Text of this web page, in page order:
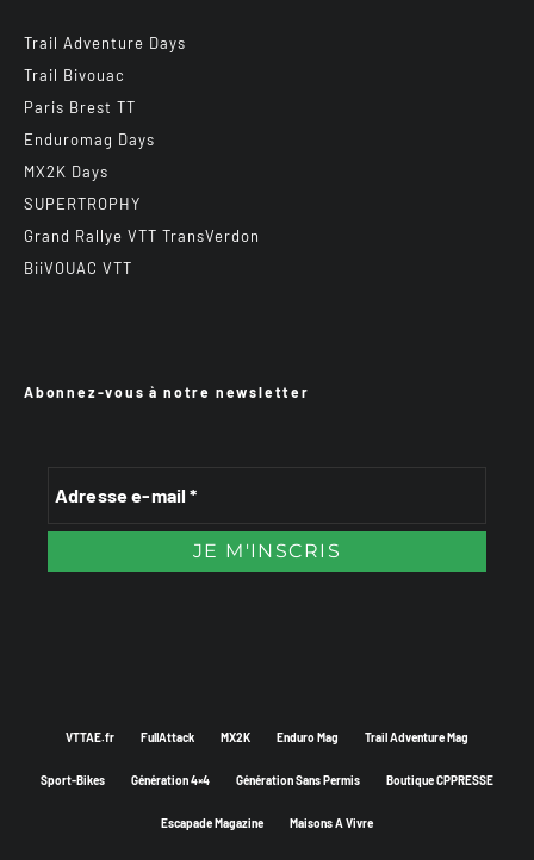
Trail Adventure Days
Trail Bivouac
Paris Brest TT
Enduromag Days
MX2K Days
SUPERTROPHY
Grand Rallye VTT TransVerdon
BiiVOUAC VTT
Abonnez-vous à notre newsletter
VTTAE.fr FullAttack MX2K Enduro Mag Trail Adventure Mag
Sport-Bikes Génération 4×4 Génération Sans Permis Boutique CPPRESSE
Escapade Magazine Maisons A Vivre